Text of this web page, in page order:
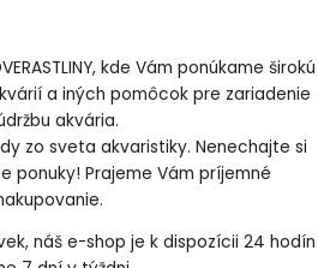
kde Vám ponúkame širokú
a iných pomôcok pre zariadenie
akvária.
zo sveta akvaristiky. Nenechajte si
ponuky! Prajeme Vám príjemné
náš e-shop je k dispozícii 24 hodín